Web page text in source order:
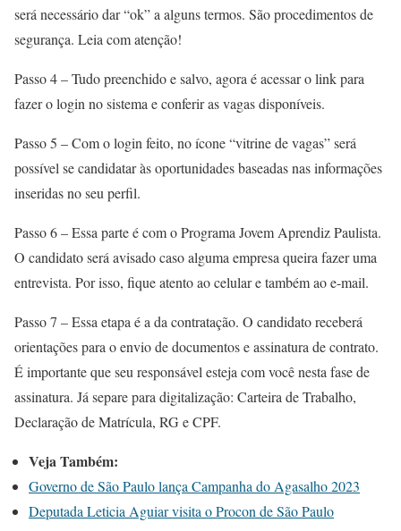
será necessário dar “ok” a alguns termos. São procedimentos de
segurança. Leia com atenção!
Passo 4 – Tudo preenchido e salvo, agora é acessar o link para
fazer o login no sistema e conferir as vagas disponíveis.
Passo 5 – Com o login feito, no ícone “vitrine de vagas” será
possível se candidatar às oportunidades baseadas nas informações
inseridas no seu perfil.
Passo 6 – Essa parte é com o Programa Jovem Aprendiz Paulista.
O candidato será avisado caso alguma empresa queira fazer uma
entrevista. Por isso, fique atento ao celular e também ao e-mail.
Passo 7 – Essa etapa é a da contratação. O candidato receberá
orientações para o envio de documentos e assinatura de contrato.
É importante que seu responsável esteja com você nesta fase de
assinatura. Já separe para digitalização: Carteira de Trabalho,
Declaração de Matrícula, RG e CPF.
Veja Também:
Governo de São Paulo lança Campanha do Agasalho 2023
Deputada Leticia Aguiar visita o Procon de São Paulo